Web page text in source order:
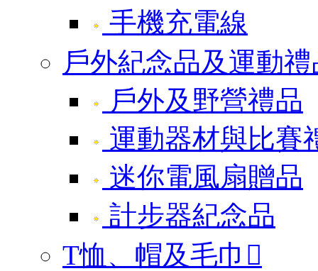
手機充電線
戶外紀念品及運動
戶外及野營禮品
運動器材與比賽
迷你電風扇贈品
計步器紀念品
T恤、帽及毛巾 